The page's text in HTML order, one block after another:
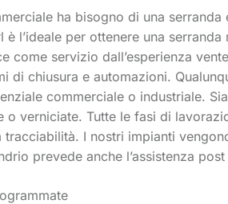
ha bisogno di una
è l’ideale per ottenere una
come servizio dall’esperienza
di chiusura e automazioni.
commerciale o industriale.
o verniciate. Tutte le fasi di
tracciabilità. I nostri impianti
prevede anche l’assistenza